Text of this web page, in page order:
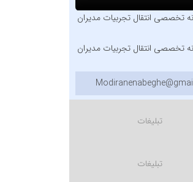
تخصصی انتقال تجربیات مدیران
تخصصی انتقال تجربیات مدیران